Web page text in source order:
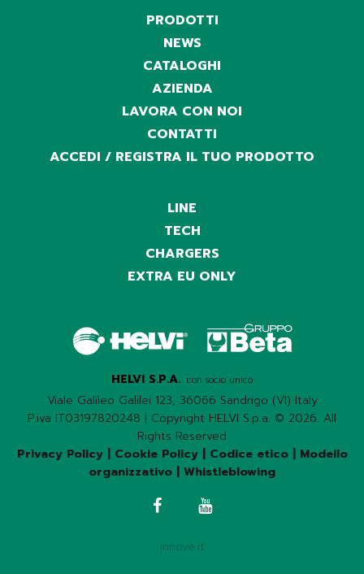
PRODOTTI
NEWS
CATALOGHI
AZIENDA
LAVORA CON NOI
CONTATTI
ACCEDI / REGISTRA IL TUO PRODOTTO
LINE
TECH
CHARGERS
EXTRA EU ONLY
HELVI S.P.A. con socio unico
Viale Galileo Galilei 123, 36066 Sandrigo (VI) Italy
P.iva IT03197820248 | Copyright HELVI S.p.a. © 2026. All
Rights Reserved
Privacy Policy| Cookie Policy| Codice etico| Modello
organizzativo | Whistleblowing
innove.it